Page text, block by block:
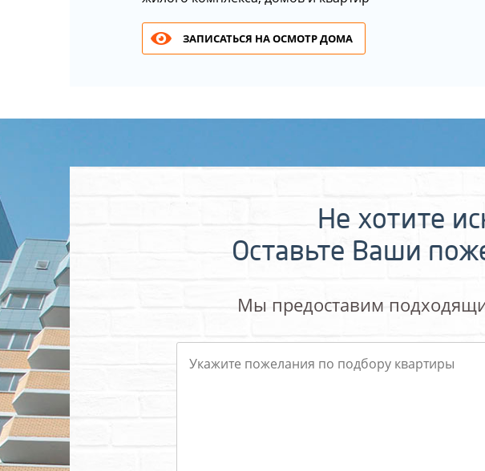
ЗАПИСАТЬСЯ НА ОСМОТР ДОМА
Не хотите
Оставьте Ваши
Мы предоставим